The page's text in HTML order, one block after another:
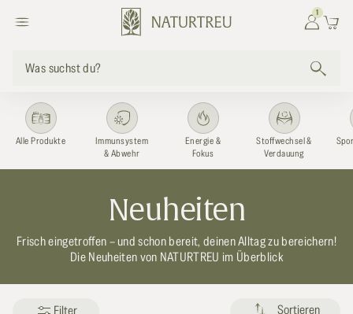
1
Einloggen
Was suchst du?
Alle Produkte
Immunsystem
& Abwehr
Energie &
Fokus
Stoffwechsel &
Verdauung
K
a
t
Neuheiten
Frisch eingetroffen – und schon bereit, deinen Alltag zu bereichern!
Die Neuheiten von NATURTREU im Überblick
Filter
Sortieren